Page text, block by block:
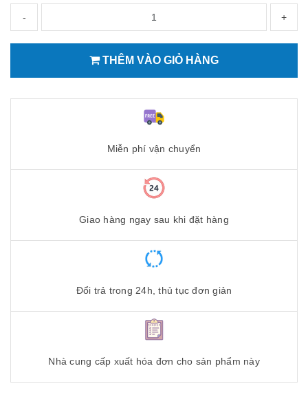
- +
THÊM VÀO GIỎ HÀNG
Miễn phí vận chuyển
Giao hàng ngay sau khi đặt hàng
Đổi trả trong 24h, thủ tục đơn giản
Nhà cung cấp xuất hóa đơn cho sản phẩm này